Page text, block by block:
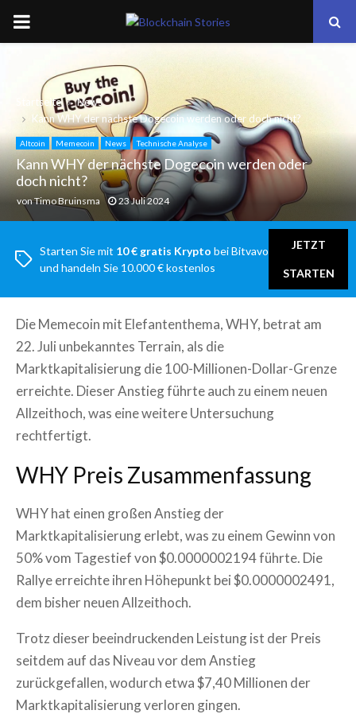
PRIMARY
Startseite
News
Kann WHY der nächste Dogecoin werden oder doch nicht?
Altcoin Memecoin News Technische Analyse
Kann WHY der nächste Dogecoin werden oder
doch nicht?
vonTimo Bruinsma 23 Juli 2024
Starten Sie mit 10 € gratis Krypto bei Bitvavo
und handeln Sie 10.000 € kostenlos
JETZT
STARTEN
Die Memecoin mit Elefantenthema, WHY, betrat am
22. Juli unbekanntes Terrain, als die
Marktkapitalisierung die 100-Millionen-Dollar-Grenze
erreichte. Dieser Anstieg führte auch zu einem neuen
Allzeithoch, was eine weitere Untersuchung
rechtfertigt.
WHY Preis Zusammenfassung
WHY hat einen großen Anstieg der
Marktkapitalisierung erlebt, was zu einem Gewinn von
50% vom Tagestief von $0.0000002194 führte. Die
Rallye erreichte ihren Höhepunkt bei $0.0000002491,
dem bisher neuen Allzeithoch.
Trotz dieser beeindruckenden Leistung ist der Preis
seitdem auf das Niveau vor dem Anstieg
zurückgefallen, wodurch etwa $7,40 Millionen der
Marktkapitalisierung verloren gingen.